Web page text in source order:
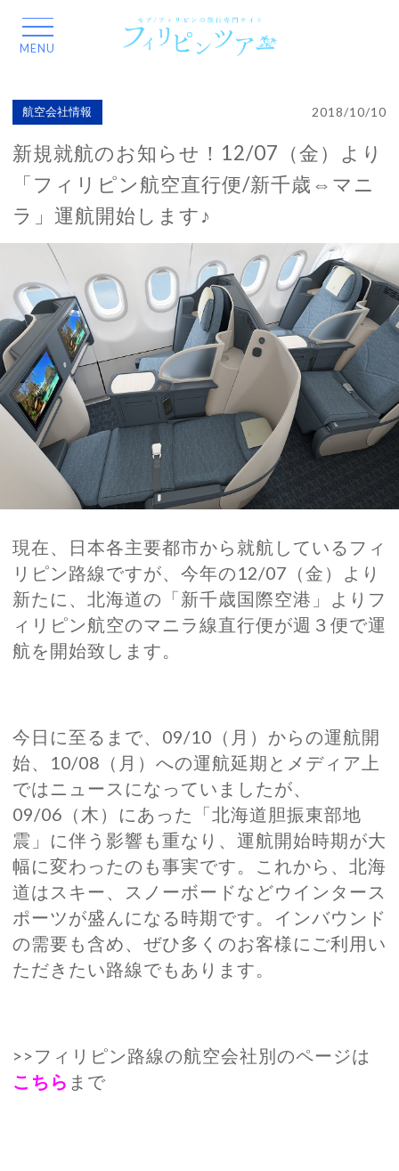
新規就航のお知らせ！12/07（金）より
「フィリピン航空直行便/新千歳⇔マニ
ラ」運航開始します♪
2018/10/10
航空会社情報
現在、日本各主要都市から就航しているフィ
リピン路線ですが、今年の12/07（金）より
新たに、北海道の「新千歳国際空港」よりフ
ィリピン航空のマニラ線直行便が週３便で運
航を開始致します。
今日に至るまで、09/10（月）からの運航開
始、10/08（月）への運航延期とメディア上
ではニュースになっていましたが、
09/06（木）にあった「北海道胆振東部地
震」に伴う影響も重なり、運航開始時期が大
幅に変わったのも事実です。これから、北海
道はスキー、スノーボードなどウインタース
ポーツが盛んになる時期です。インバウンド
の需要も含め、ぜひ多くのお客様にご利用い
ただきたい路線でもあります。
>>フィリピン路線の航空会社別のページは
こちら まで